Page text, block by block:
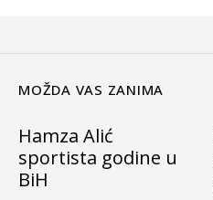
MOŽDA VAS ZANIMA
Hamza Alić
sportista godine u
BiH